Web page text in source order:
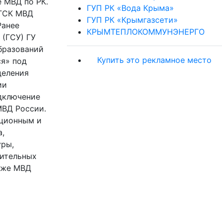
МВД
(ГСУ) ГУ
под
России.
и
МВД
ГУП РК «Вода Крыма»
ГУП РК «Крымгазсети»
КРЫМТЕПЛОКОММУНЭНЕРГО
Купить это рекламное место